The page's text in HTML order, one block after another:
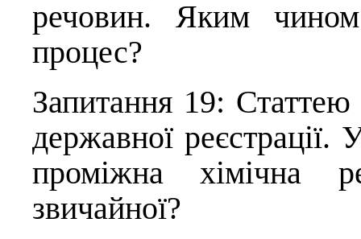
речовин. Яким чином
процес?
Запитання 19:
державної
проміжна хімічна
звичайної?